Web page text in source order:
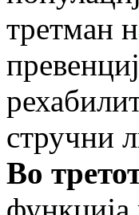
третман
стручни
Во